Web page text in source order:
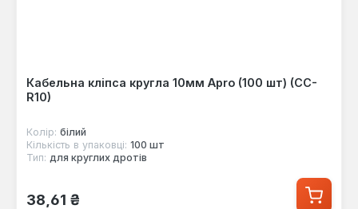
Кабельна кліпса кругла 10мм Apro (100 шт) (CC-
R10)
Колір: білий
Кількість в упаковці: 100 шт
Тип: для круглих дротів
Звичайна ціна:
38,61 ₴